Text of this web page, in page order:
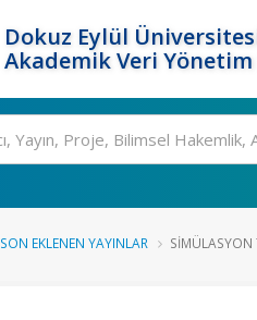
Dokuz Eylül
Akademik Veri
SON EKLENEN YAYINLAR SIMÜLASYON